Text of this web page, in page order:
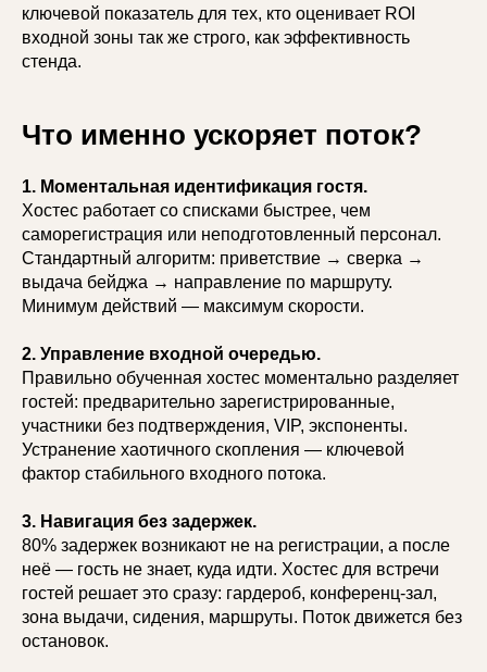
ключевой показатель для тех, кто оценивает ROI
входной зоны так же строго, как эффективность
стенда.
Что именно ускоряет поток?
1. Моментальная идентификация гостя.
Хостес работает со списками быстрее, чем
саморегистрация или неподготовленный персонал.
Стандартный алгоритм: приветствие → сверка →
выдача бейджа → направление по маршруту.
Минимум действий — максимум скорости.
2. Управление входной очередью.
Правильно обученная хостес моментально разделяет
гостей: предварительно зарегистрированные,
участники без подтверждения, VIP, экспоненты.
Устранение хаотичного скопления — ключевой
фактор стабильного входного потока.
3. Навигация без задержек.
80% задержек возникают не на регистрации, а после
неё — гость не знает, куда идти. Хостес для встречи
гостей решает это сразу: гардероб, конференц-зал,
зона выдачи, сидения, маршруты. Поток движется без
остановок.